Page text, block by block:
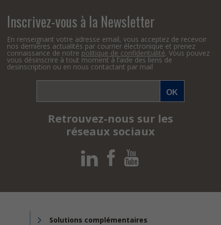
Inscrivez-vous à la Newsletter
En renseignant votre adresse email, vous acceptez de recevoir
nos dernières actualités par courrier électronique et prenez
connaissance de notre politique de confidentialité. Vous pouvez
vous désinscrire à tout moment à l’aide des liens de
desinscription ou en nous contactant par mail
Retrouvez-nous sur les
réseaux sociaux
Solutions complémentaires